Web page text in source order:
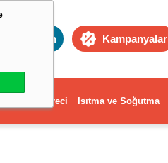
Toptan Kampanyalar
ve Ev Gereci Isıtma ve Soğutma